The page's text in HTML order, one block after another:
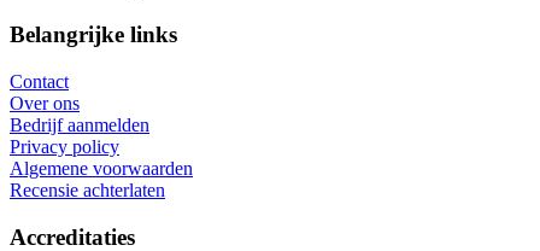
Belangrijke links
Contact
Over ons
Bedrijf aanmelden
Privacy policy
Algemene voorwaarden
Recensie achterlaten
Accreditaties